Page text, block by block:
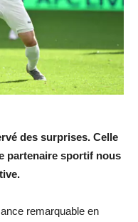
des surprises. Celle
partenaire sportif nous
remarquable en